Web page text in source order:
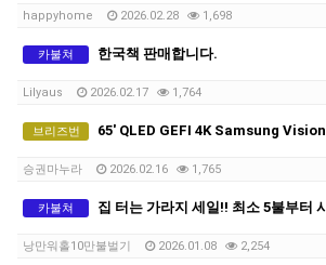
happyhome 2026.02.28 1,698
카불쳐 한국책 판매합니다.
Lilyaus 2026.02.17 1,764
브리즈번 65' QLED GEFI 4K Samsung Vision AI Smart TV
승권마누라 2026.02.16 1,765
카불쳐 집 터는 가라지 세일!! 최소 5불부터 시작!!! 필요한 물건
낭만워홀10만불벌기 2026.01.08 2,254